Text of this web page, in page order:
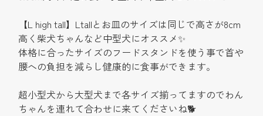
【L high tall】Ltallとお皿のサイズは同じで高さが8cm
高く柴犬ちゃんなど中型犬にオススメ✨
体格に合ったサイズのフードスタンドを使う事で首や
腰への負担を減らし健康的に食事ができます。
超小型犬から大型犬まで各サイズ揃ってますのでわん
ちゃんを連れて合わせに来てくださいね🐕